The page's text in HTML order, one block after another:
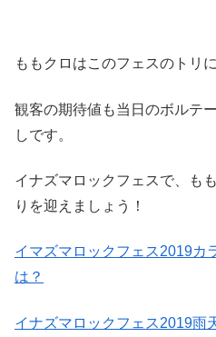
ももクロはこのフェスのトリ
観客の期待値も当日のボルテ
しです。
イナズマロックフェスで、も
りを迎えましょう！
イマズマロックフェス2019カ
は？
イナズマロックフェス2019雨